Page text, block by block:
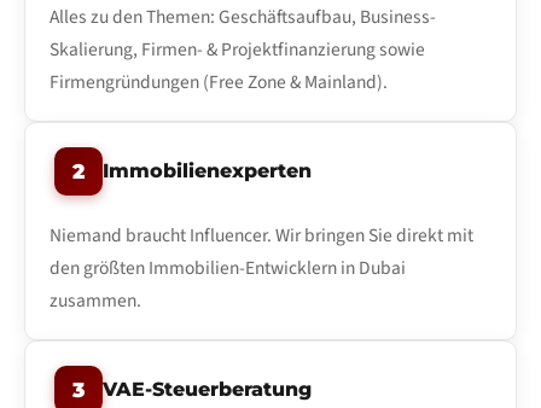
Alles zu den Themen: Geschäftsaufbau, Business-
Skalierung, Firmen- & Projektfinanzierung sowie
Firmengründungen (Free Zone & Mainland).
2 Immobilienexperten
Niemand braucht Influencer. Wir bringen Sie direkt mit
den größten Immobilien-Entwicklern in Dubai
zusammen.
3 VAE-Steuerberatung